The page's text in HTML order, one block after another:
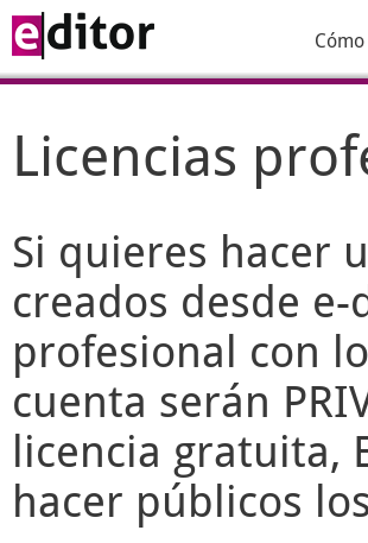
Licencias
Si quieres hacer
creados desde e-
profesional con
cuenta serán
licencia gratuita,
hacer públicos